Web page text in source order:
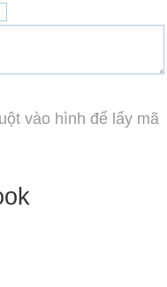
vào hình để lấy mã